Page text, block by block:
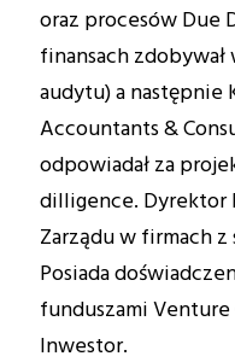
oraz procesów Due
finansach
audytu) a następnie
Accountants &
odpowiadał za
dilligence. Dyrektor
Zarządu w firmach
Posiada
funduszami
Inwestor.